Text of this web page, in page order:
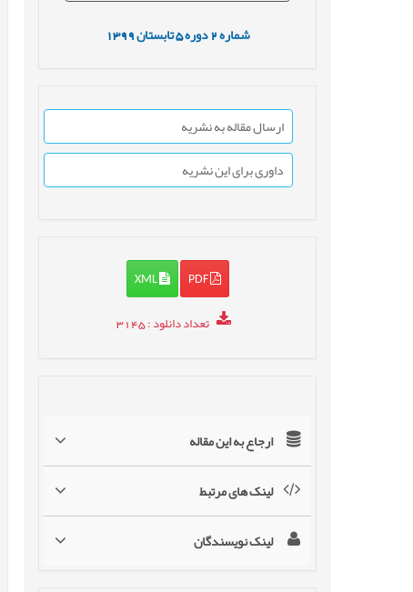
شماره دوره5 تابستان1399
ارسال مقاله به نشریه
داوری برای این نشریه
PDF
XML
تعداد دانلود: 3145
ارجاع به این مقاله
لینک های مرتبط
لینک نویسندگان